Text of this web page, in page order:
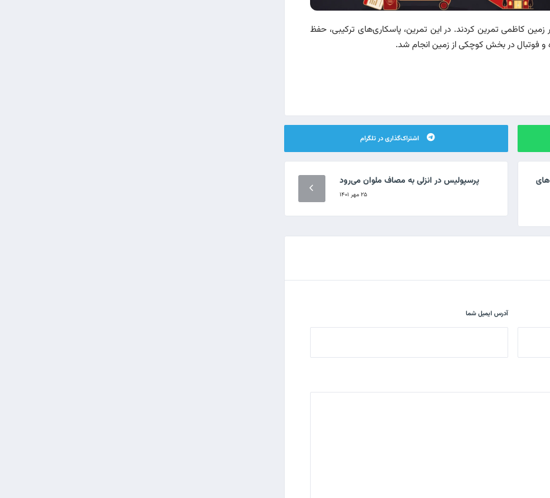
کاظمی تمرین کردند. در این تمرین، پاسکاری‌های ترکیبی، حفظ
و فوتبال در بخش کوچکی از زمین انجام شد.
اشتراک‌گذاری در تلگرام
پرسپولیس در انزلی به مصاف ملوان می‌رود
۲۵ مهر ۱۴۰۱
آدرس ایمیل شما